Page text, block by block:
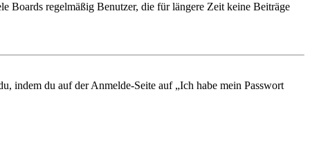
Boards regelmäßig Benutzer, die für längere Zeit keine Beiträge
indem du auf der Anmelde-Seite auf „Ich habe mein Passwort